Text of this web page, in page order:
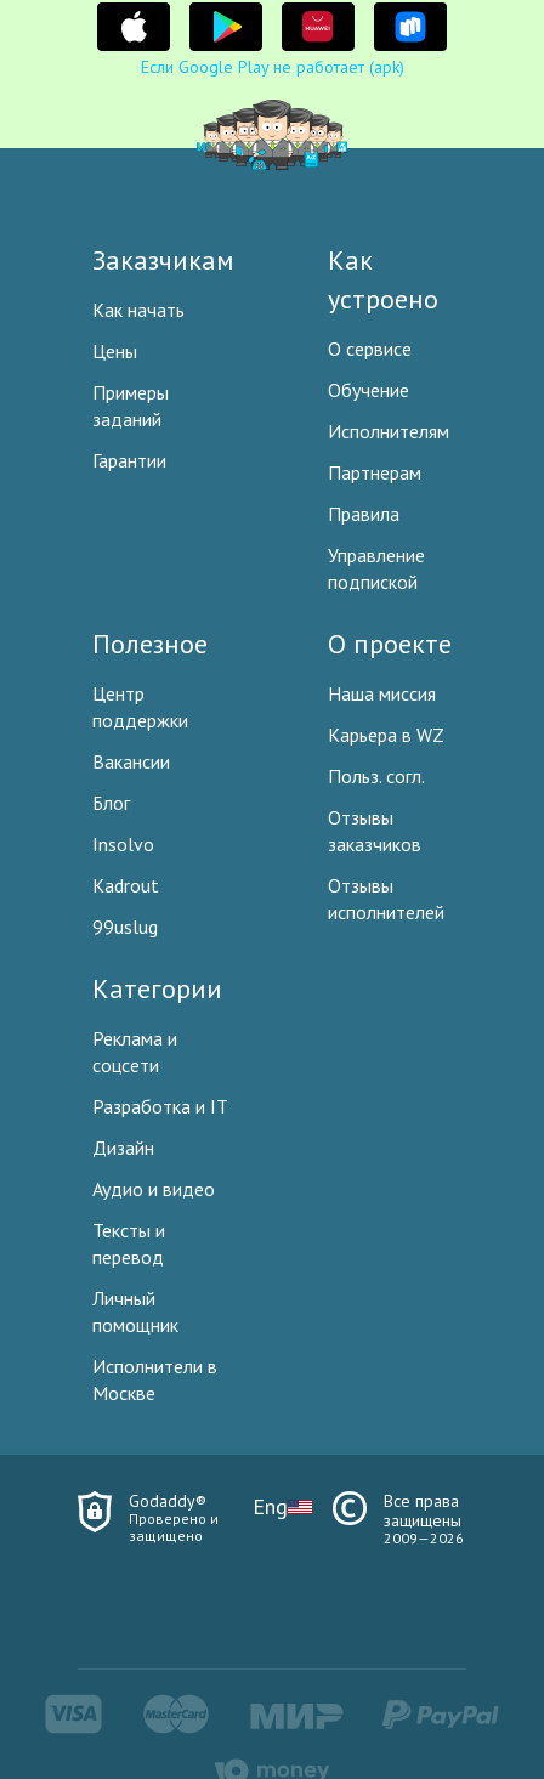
Если Google Play не работает (apk)
Заказчикам
Как начать
Цены
Примеры
заданий
Гарантии
Как
устроено
О сервисе
Обучение
Исполнителям
Партнерам
Правила
Управление
подпиской
Полезное
Центр
поддержки
Вакансии
Блог
Insolvo
Kadrout
99uslug
О проекте
Наша миссия
Карьера в WZ
Польз. согл.
Отзывы
заказчиков
Отзывы
исполнителей
Категории
Реклама и
соцсети
Разработка и IT
Дизайн
Аудио и видео
Тексты и
перевод
Личный
помощник
Исполнители в
Москве
Godaddy®
Проверено и
защищено
Eng
Все права
защищены
2009—2026